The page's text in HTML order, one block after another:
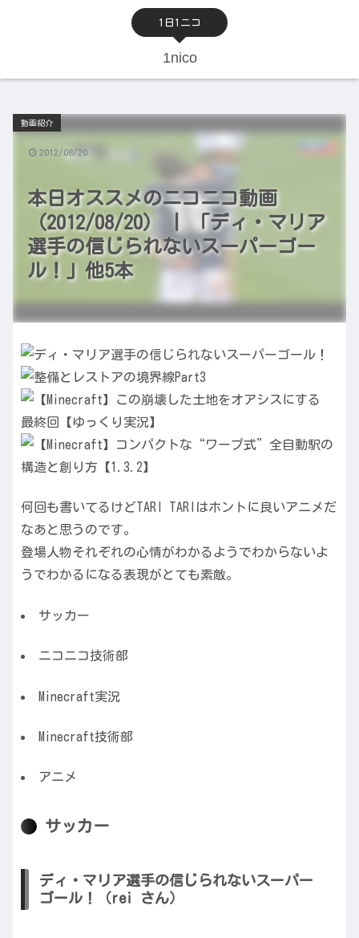
1日1ニコ
1nico
本日オススメのニコニコ動画
（2012/08/20） | 「ディ・マリア
選手の信じられないスーパーゴー
ル！」他5本
動画紹介
2012/08/20
何回も書いてるけどTARI TARIはホントに良いアニメだ
なあと思うのです。
登場人物それぞれの心情がわかるようでわからないよ
うでわかるになる表現がとても素敵。
サッカー
ニコニコ技術部
Minecraft実況
Minecraft技術部
アニメ
サッカー
ディ・マリア選手の信じられないスーパー
ゴール！（rei さん）